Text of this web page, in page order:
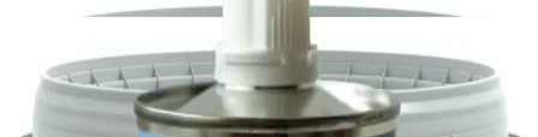
YTSKYDD REDO 5L
JAPE
YTSKYDD REDO 1L